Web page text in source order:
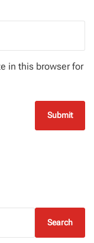
in this browser for
Search